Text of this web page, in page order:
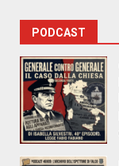
PODCAST